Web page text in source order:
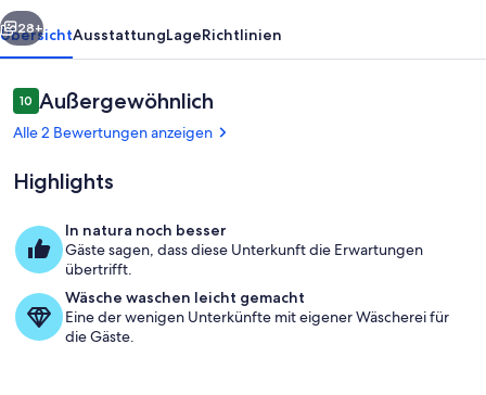
Gehöft
Weiter
28+
ÜbersichtAusstattungLageRichtlinien
Bewertungen
1010 von 10.
Außergewöhnlich
Alle 2 Bewertungen anzeigen
Highlights
In natura noch besser
Gäste sagen, dass diese Unterkunft die Erwartungen
übertrifft.
Wäsche waschen leicht gemacht
Eine der wenigen Unterkünfte mit eigener Wäscherei für
die Gäste.